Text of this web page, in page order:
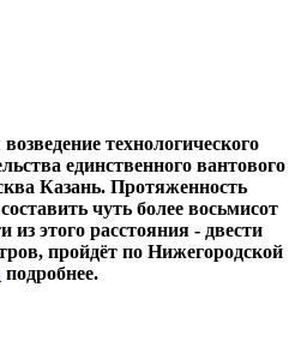
технологического
единственного вантового
Казань. Про­тя­жен­ность
чуть более восьмисот
этого расстояния - двести
пройдёт по Нижегородской
подробнее.